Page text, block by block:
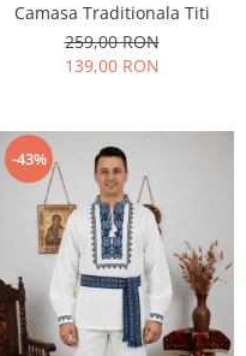
Camasa Traditionala Titi
259,00 RON
139,00 RON
-43%